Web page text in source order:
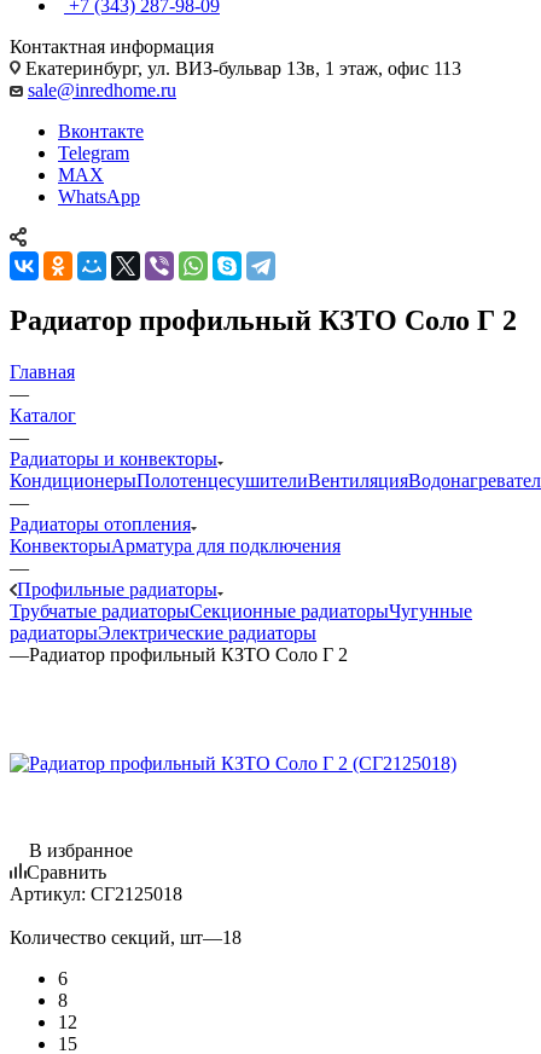
+7 (343) 287-98-09
Контактная информация
Екатеринбург, ул. ВИЗ-бульвар 13в, 1 этаж, офис 113
sale@inredhome.ru
Вконтакте
Telegram
MAX
WhatsApp
Радиатор профильный КЗТО Соло Г 2
Главная
—
Каталог
—
Радиаторы и конвекторы
КондиционерыПолотенцесушителиВентиляция
—
Радиаторы отопления
КонвекторыАрматура для подключения
—
Профильные радиаторы
Трубчатые радиаторыСекционные радиаторыЧугунные
радиаторыЭлектрические радиаторы
—Радиатор профильный КЗТО Соло Г 2
В избранное
Сравнить
Артикул: СГ2125018
Количество секций, шт—18
6
8
12
15